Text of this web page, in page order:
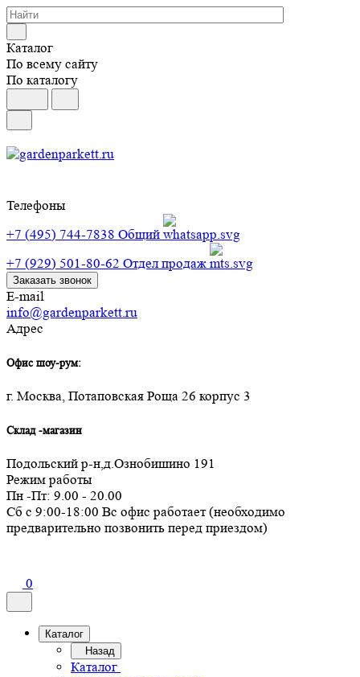
Каталог
По всему сайту
По каталогу
Телефоны
+7 (495) 744-7838 Общий
+7 (929) 501-80-62 Отдел продаж
Заказать звонок
E-mail
info@gardenparkett.ru
Адрес
Офис шоу-рум:
г. Москва, Потаповская Роща 26 корпус 3
Склад -магазин
Подольский р-н,д.Ознобишино 191
Режим работы
Пн -Пт: 9.00 - 20.00
Сб с 9:00-18:00 Вс офис работает (необходимо
предварительно позвонить перед приездом)
0
Каталог
Назад
Каталог